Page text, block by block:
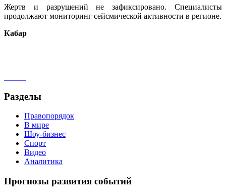
Жертв и разрушений не зафиксировано. Специалисты
продолжают мониторинг сейсмической активности в регионе.
Кабар
Разделы
Правопорядок
В мире
Шоу-бизнес
Спорт
Видео
Аналитика
Прогнозы развития событий